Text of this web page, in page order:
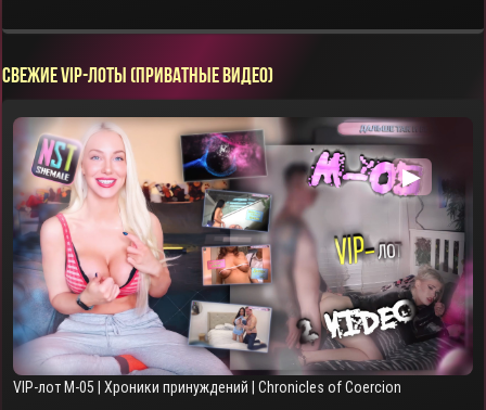
СВЕЖИЕ VIP-ЛОТЫ (ПРИВАТНЫЕ ВИДЕО)
▶
VIP-лот M-05 | Хроники принуждений | Chronicles of Coercion